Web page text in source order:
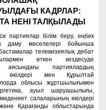
КАДРЛАР:
НЕНІ ТАЛҚЫЛАДЫ
партиялар білім беру, еңбек
даму мәселелері бойынша
телевизиялық дебат
өткен кездесуде
аясындағы партиялардың
өкілдері мен Құрылтай
облысы жұртшылығымен
ауыл шаруашылығы,
салаларының өкілдері
Қарағанды облыстарында